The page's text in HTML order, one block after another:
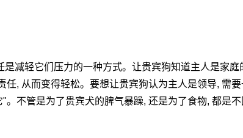
是减轻它们压力的一种方式。让贵宾狗知道主人是家庭
任, 从而变得轻松。要想让贵宾狗认为主人是领导, 需
。不管是为了贵宾犬的脾气暴躁, 还是为了食物, 都是不